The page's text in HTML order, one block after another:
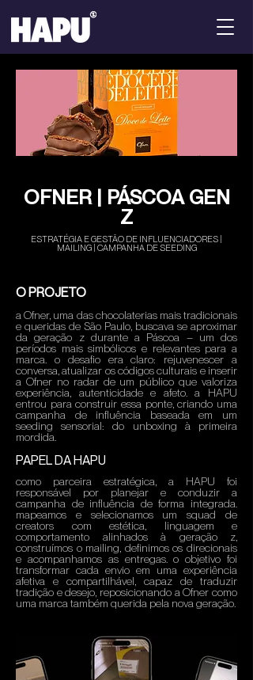
OFNER | PÁSCOA GEN
Z
ESTRATÉGIA E GESTÃO DE INFLUENCIADORES |
MAILING | CAMPANHA DE SEEDING
O PROJETO
a Ofner, uma das chocolaterias mais tradicionais
e queridas de São Paulo, buscava se aproximar
da geração z durante a Páscoa – um dos
períodos mais simbólicos e relevantes para a
marca. o desafio era claro: rejuvenescer a
conversa, atualizar os códigos culturais e inserir
a Ofner no radar de um público que valoriza
experiência, autenticidade e afeto. a HAPU
entrou para construir essa ponte, criando uma
campanha de influência baseada em um
seeding sensorial: do unboxing à primeira
mordida.
PAPEL DA HAPU
como parceira estratégica, a HAPU foi
responsável por planejar e conduzir a
campanha de influência de forma integrada.
mapeamos e selecionamos um squad de
creators com estética, linguagem e
comportamento alinhados à geração z,
construímos o mailing, definimos os direcionais
e acompanhamos as entregas. o objetivo foi
transformar cada envio em uma experiência
afetiva e compartilhável, capaz de traduzir
tradição e desejo, reposicionando a Ofner como
uma marca também querida pela nova geração.